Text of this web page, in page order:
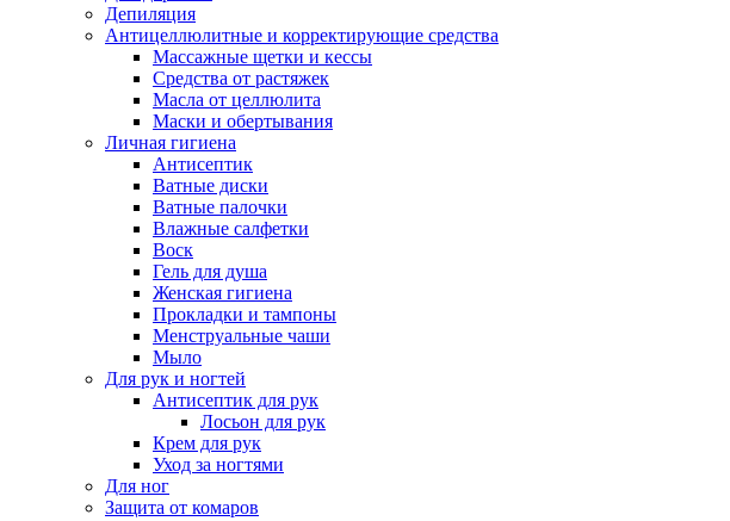
Депиляция
Антицеллюлитные и корректирующие средства
Массажные щетки и кессы
Средства от растяжек
Масла от целлюлита
Маски и обертывания
Личная гигиена
Антисептик
Ватные диски
Ватные палочки
Влажные салфетки
Воск
Гель для душа
Женская гигиена
Прокладки и тампоны
Менструальные чаши
Мыло
Для рук и ногтей
Антисептик для рук
Лосьон для рук
Крем для рук
Уход за ногтями
Для ног
Защита от комаров